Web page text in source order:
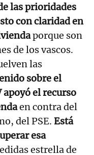
las prioridades
con claridad en
porque son
de los vascos.
las
sobre el
el recurso
en contra del
del PSE. Está
esa
estrella de